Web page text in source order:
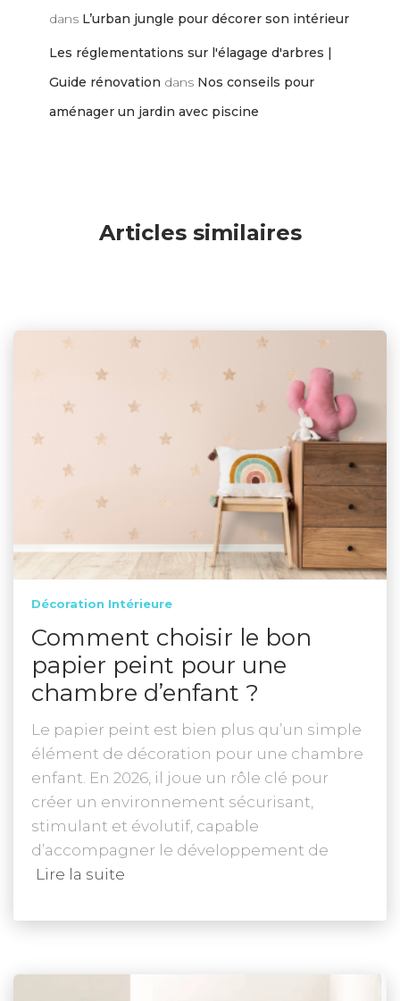
dans L’urban jungle pour décorer son intérieur
Les réglementations sur l'élagage d'arbres |
Guide rénovation dans Nos conseils pour
aménager un jardin avec piscine
Articles similaires
Décoration Intérieure
Comment choisir le bon
papier peint pour une
chambre d’enfant ?
Le papier peint est bien plus qu’un simple
élément de décoration pour une chambre
enfant. En 2026, il joue un rôle clé pour
créer un environnement sécurisant,
stimulant et évolutif, capable
d’accompagner le développement de
Lire la suite